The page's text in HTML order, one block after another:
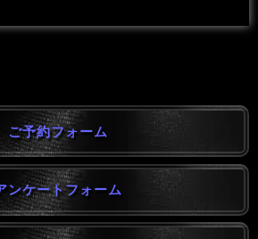
ご予約フォーム
ンケートフォーム